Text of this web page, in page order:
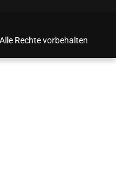
Rechte vorbehalten